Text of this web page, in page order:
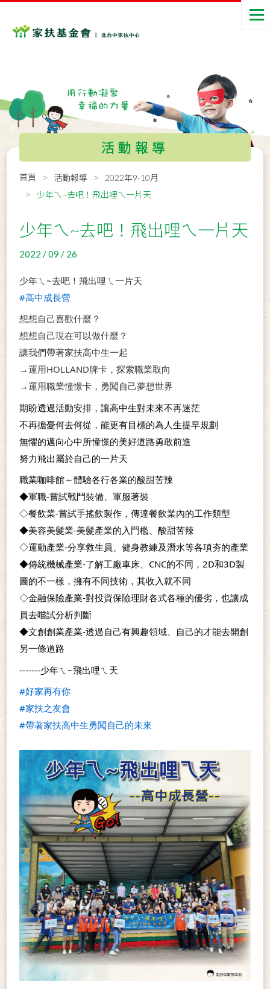
活動報導
首頁 活動報導
2022年9-10月
少年ㄟ~去吧！飛出哩ㄟ一片天
少年ㄟ~去吧！飛出哩ㄟ一片天
2022 / 09 / 26
少年ㄟ~去吧！飛出哩ㄟ一片天
#高中成長營
想想自己喜歡什麼？
想想自己現在可以做什麼？
讓我們帶著家扶高中生一起
→運用HOLLAND牌卡，探索職業取向
→運用職業憧憬卡，勇闖自己夢想世界
期盼透過活動安排，讓高中生對未來不再迷茫
不再擔憂何去何從，能更有目標的為人生提早規劃
無懼的邁向心中所憧憬的美好道路勇敢前進
努力飛出屬於自己的一片天
職業咖啡館～體驗各行各業的酸甜苦辣
◆軍職-嘗試戰鬥裝備、軍服著裝
◇餐飲業-嘗試手搖飲製作，傳達餐飲業內的工作類型
◆美容美髮業-美髮產業的入門檻、酸甜苦辣
◇運動產業-分享救生員、健身教練及潛水等各項夯的產業
◆傳統機械產業-了解工廠車床、CNC的不同，2D和3D製
圖的不一樣，擁有不同技術，其收入就不同
◇金融保險產業-對投資保險理財各式各種的優劣，也讓成
員去嚐試分析判斷
◆文創創業產業-透過自己有興趣領域、自己的才能去開創
另一條道路
-------少年ㄟ~飛出哩ㄟ天
#好家再有你
#家扶之友會
#帶著家扶高中生勇闖自己的未來